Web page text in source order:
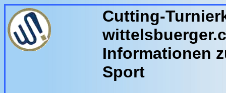
Cutting-
Informationen
Sport